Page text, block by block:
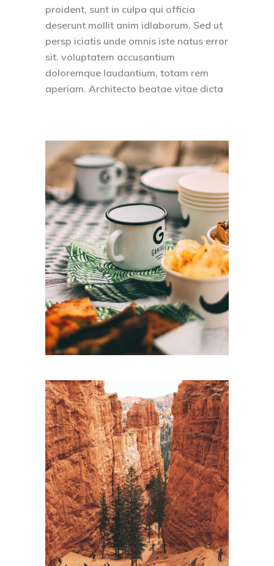
proident, sunt in culpa qui officia
deserunt mollit anim idlaborum. Sed ut
persp iciatis unde omnis iste natus error
sit. voluptatem accusantium
doloremque laudantium, totam rem
aperiam. Architecto beatae vitae dicta